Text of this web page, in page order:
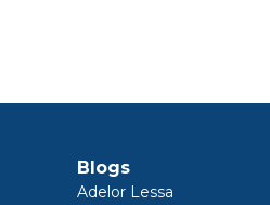
Blogs
Adelor Lessa